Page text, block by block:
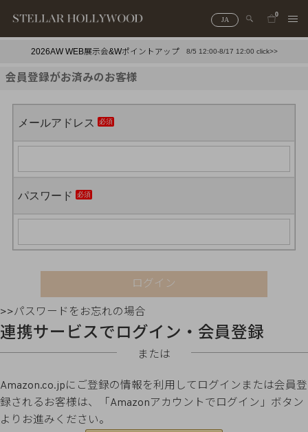
JA
0
2026AW WEB展示会&Wポイントアップ 8/5 12:00-8/17 12:00 click>>
会員登録がお済みのお客様
メールアドレス
パスワード
ログイン
>>パスワードをお忘れの場合
連携サービスでログイン・会員登録
または
Amazon.co.jpにご登録の情報を利用してログインまたは会員登
録されるお客様は、「Amazonアカウントでログイン」ボタン
よりお進みください。